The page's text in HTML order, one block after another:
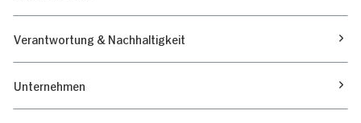
Verantwortung & Nachhaltigkeit
Unternehmen